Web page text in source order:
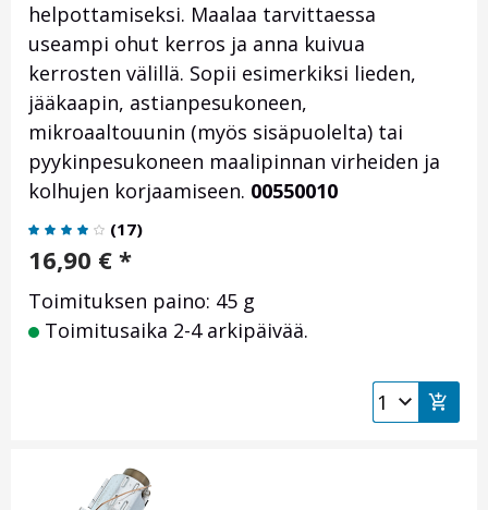
helpottamiseksi. Maalaa tarvittaessa
useampi ohut kerros ja anna kuivua
kerrosten välillä. Sopii esimerkiksi lieden,
jääkaapin, astianpesukoneen,
mikroaaltouunin (myös sisäpuolelta) tai
pyykinpesukoneen maalipinnan virheiden ja
kolhujen korjaamiseen. 00550010
(17)
16,90 € *
Toimituksen paino: 45 g
Toimitusaika 2-4 arkipäivää.